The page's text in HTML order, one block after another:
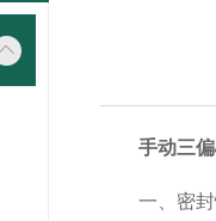
手动三
一、密封